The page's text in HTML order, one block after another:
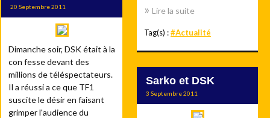
Lire la suite
Tag(s) :#Actualité
20 Septembre 2011
Dimanche soir, DSK était à la
con fesse devant des
millions de téléspectateurs.
Il a réussi a ce que TF1
suscite le désir en faisant
grimper l'audience du
Sarko et DSK
3 Septembre 2011